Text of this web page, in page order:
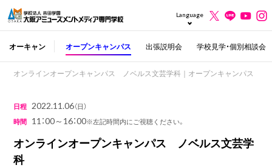
Language
オーキャン オープンキャンパス 出張説明会 学校見学・個別相談会
オンラインオープンキャンパス ノベルス文芸学科｜オープンキャンパス
日程 2022.11.06（日）
時間 11：00～16：00※左記時間内にご視聴ください。
オンラインオープンキャンパス ノベルス文芸学
科